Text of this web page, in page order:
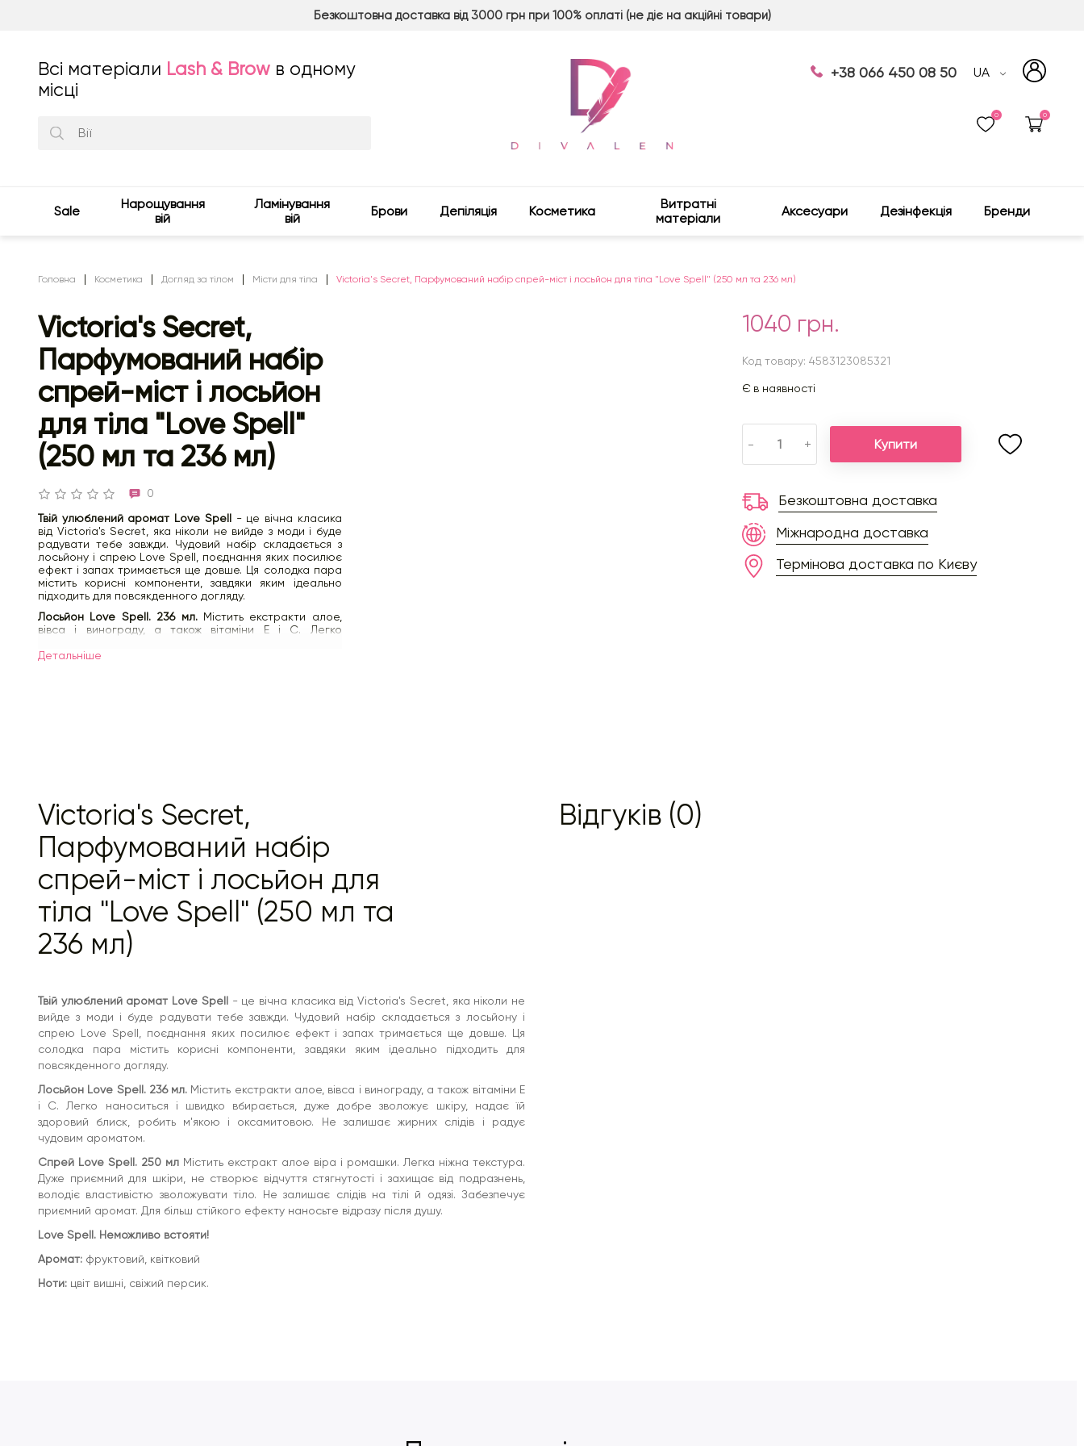
Безкоштовна доставка від 3000 грн при 100% оплаті (не діє на акційні товари)
Всі матеріали Lash & Brow в одному
місці
+38 066 450 08 50 UA
0 0
Sale
Нарощування
вій
Ламінування
вій
Брови Депіляція Косметика
Витратні
матеріали
Аксесуари Дезінфекція Бренди
Головна Косметика Догляд за тілом Місти для тіла Victoria's Secret, Парфумований набір спрей-міст і лосьйон для тіла "Love Spell" (250 мл та 236 мл)
Victoria's Secret,
Парфумований набір
спрей-міст і лосьйон
для тіла "Love Spell"
(250 мл та 236 мл)
0
Твій улюблений аромат Love Spell- це вічна класика
від Victoria's Secret, яка ніколи не вийде з моди і буде
радувати тебе завжди. Чудовий набір складається з
лосьйону і спрею Love Spell, поєднання яких посилює
ефект і запах тримається ще довше. Ця солодка пара
містить корисні компоненти, завдяки яким ідеально
підходить для повсякденного догляду.
Лосьйон Love Spell. 236 мл.Містить екстракти алое,
вівса і винограду, а також вітаміни E і C. Легко
шкіру, надає їй здоровий блиск, робить м'якою і
Аромат:фруктовий, квітковий
Ноти:цвіт вишні, свіжий персик.
Детальнiше
1040 грн.
Код товару: 4583123085321
Є в наявності
- + Купити
Безкоштовна доставка
Міжнародна доставка
Термінова доставка по Києву
Victoria's Secret,
Парфумований набір
спрей-міст і лосьйон для
тіла "Love Spell" (250 мл та
236 мл)
Твій улюблений аромат Love Spell- це вічна класика від Victoria's Secret, яка ніколи не
вийде з моди і буде радувати тебе завжди. Чудовий набір складається з лосьйону і
спрею Love Spell, поєднання яких посилює ефект і запах тримається ще довше. Ця
солодка пара містить корисні компоненти, завдяки яким ідеально підходить для
повсякденного догляду.
Лосьйон Love Spell. 236 мл. Містить екстракти алое, вівса і винограду, а також вітаміни E
і C. Легко наноситься і швидко вбирається, дуже добре зволожує шкіру, надає їй
здоровий блиск, робить м'якою і оксамитовою. Не залишає жирних слідів і радує
чудовим ароматом.
Спрей Love Spell. 250 мл Містить екстракт алое віра і ромашки. Легка ніжна текстура.
Дуже приємний для шкіри, не створює відчуття стягнутості і захищає від подразнень,
володіє властивістю зволожувати тіло. Не залишає слідів на тілі й одязі. Забезпечує
приємний аромат. Для більш стійкого ефекту наносьте відразу після душу.
Love Spell. Неможливо встояти!
Аромат: фруктовий, квітковий
Ноти: цвіт вишні, свіжий персик.
Відгуків (0)